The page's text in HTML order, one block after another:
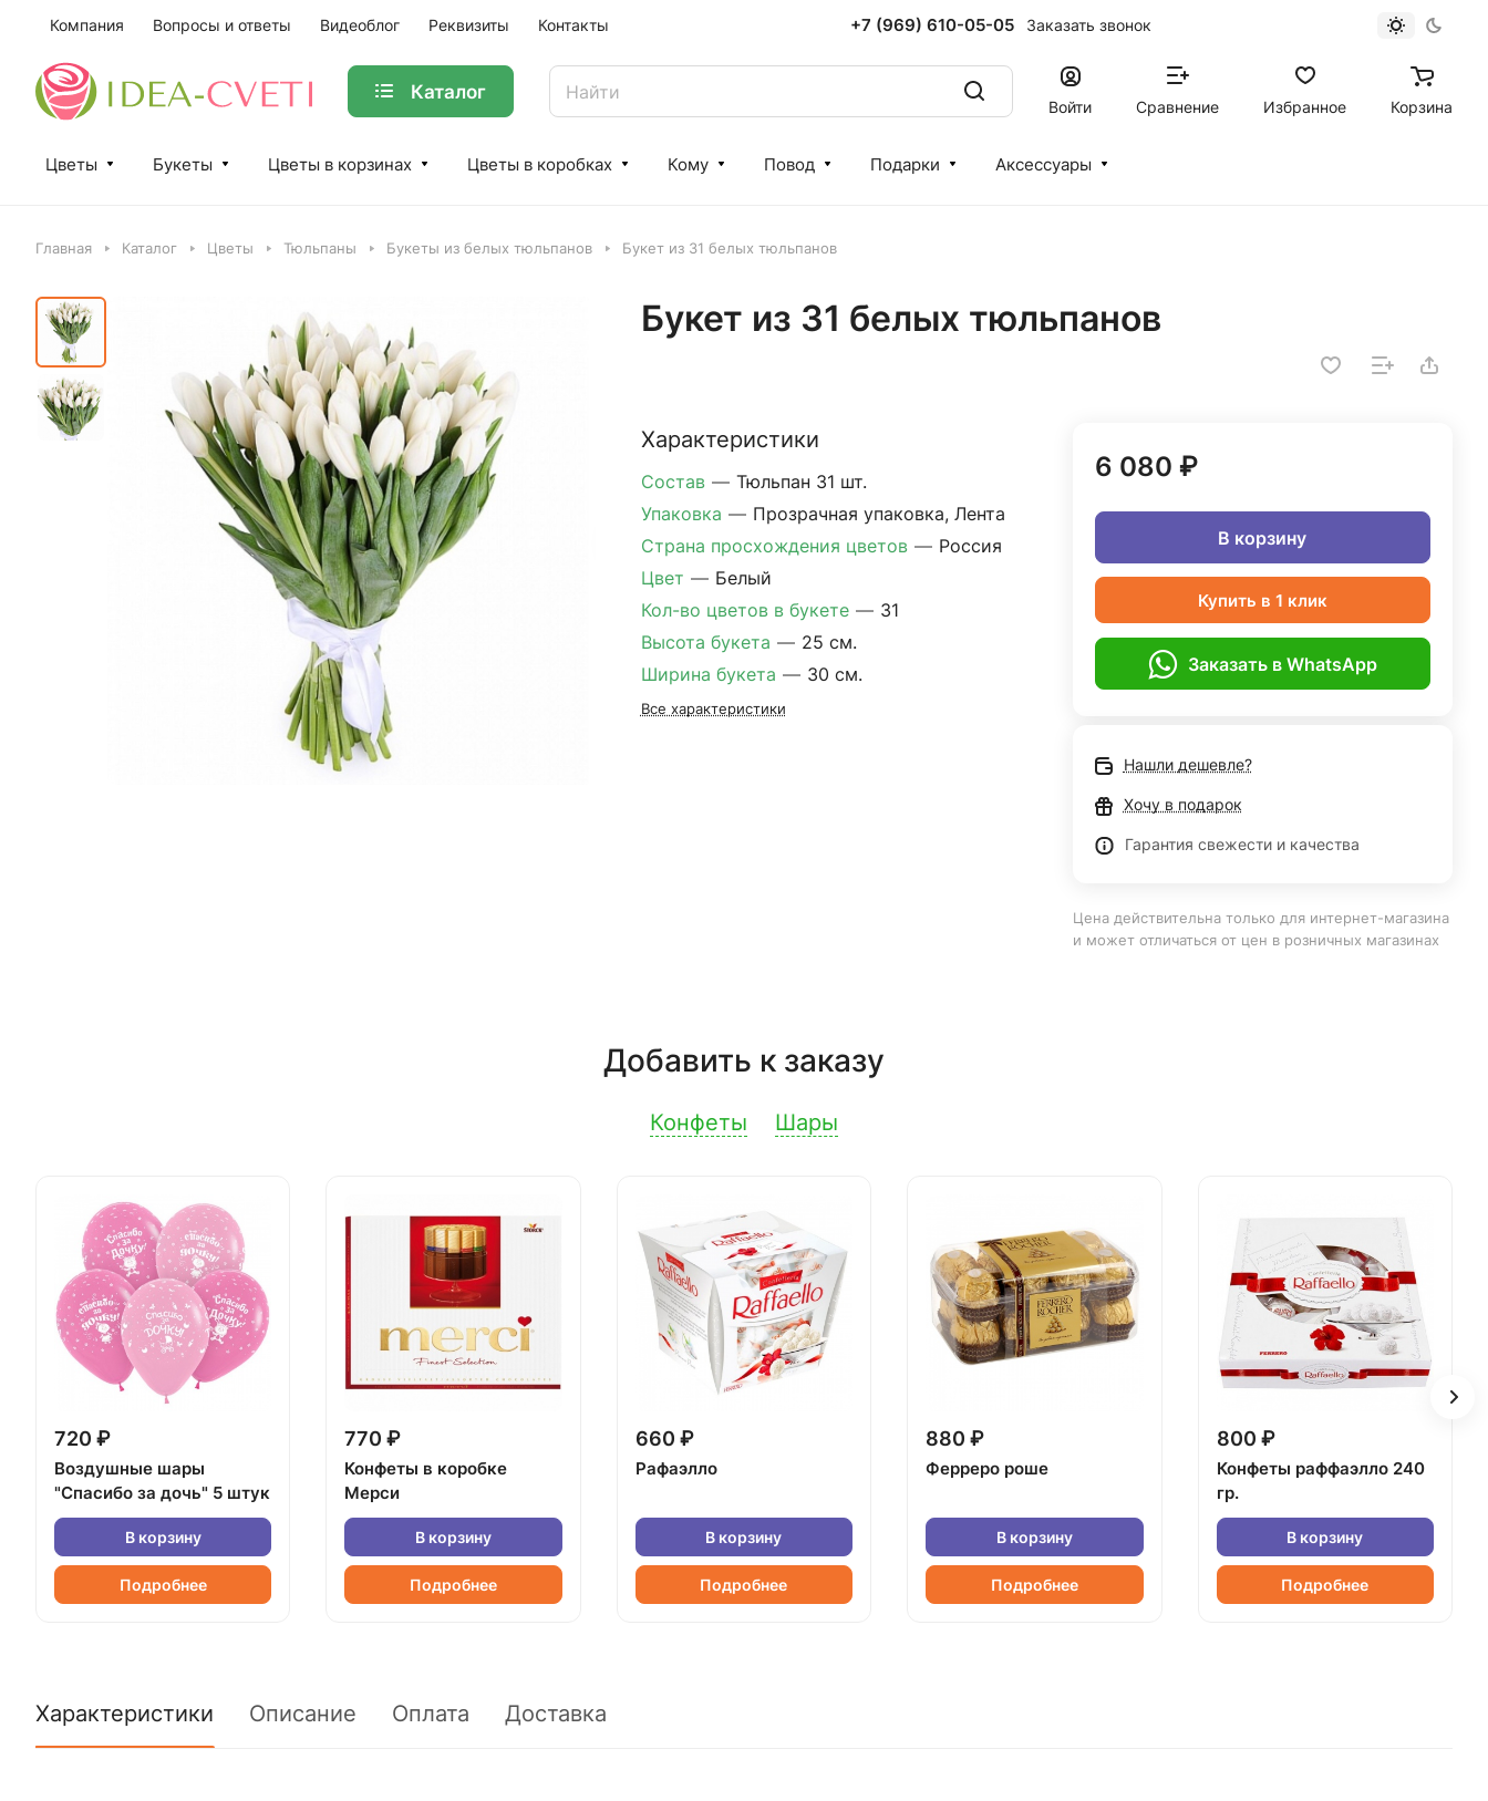
Компания Вопросы и ответы Видеоблог Реквизиты Контакты +7 (969) 610-05-05 Заказать звонок
Каталог
Войти Сравнение Избранное Корзина
Цветы Букеты Цветы в корзинах Цветы в коробках Кому Повод Подарки Аксессуары
Главная Каталог Цветы Тюльпаны Букеты из белых тюльпанов Букет из 31 белых тюльпанов
Букет из 31 белых тюльпанов
Характеристики
Состав — Тюльпан 31 шт.
Упаковка — Прозрачная упаковка, Лента
Страна просхождения цветов — Россия
Цвет — Белый
Кол-во цветов в букете — 31
Высота букета — 25 см.
Ширина букета — 30 см.
Все характеристики
6 080 ₽
В корзину
Купить в 1 клик
Заказать в WhatsApp
Нашли дешевле?
Хочу в подарок
Гарантия свежести и качества
Цена действительна только для интернет-магазина
и может отличаться от цен в розничных магазинах
Добавить к заказу
Конфеты Шары
720 ₽
Воздушные шары
"Спасибо за дочь" 5 штук
В корзину
Подробнее
770 ₽
Конфеты в коробке
Мерси
В корзину
Подробнее
660 ₽
Рафаэлло
В корзину
Подробнее
880 ₽
Ферреро роше
В корзину
Подробнее
800 ₽
Конфеты раффаэлло 240
гр.
В корзину
Подробнее
Характеристики Описание Оплата Доставка